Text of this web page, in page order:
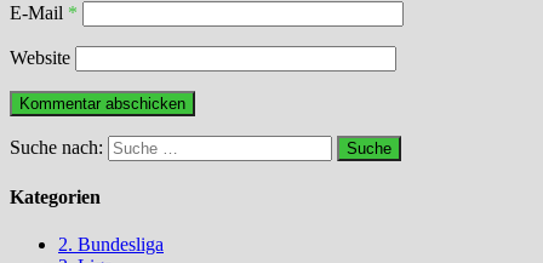
E-Mail *
Website
Suche nach:
Kategorien
2. Bundesliga